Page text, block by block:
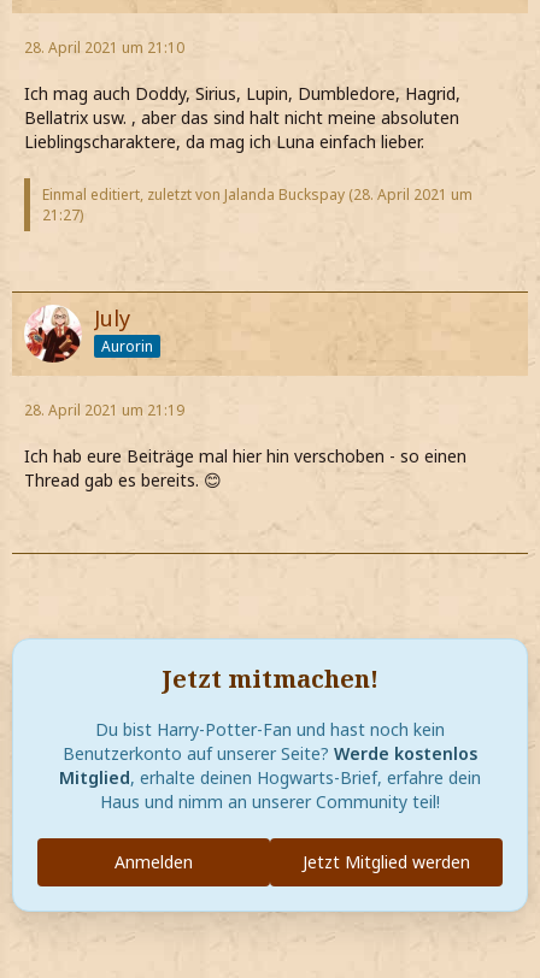
28. April 2021 um 21:10
Ich mag auch Doddy, Sirius, Lupin, Dumbledore, Hagrid,
Bellatrix usw. , aber das sind halt nicht meine absoluten
Lieblingscharaktere, da mag ich Luna einfach lieber.
Einmal editiert, zuletzt von Jalanda Buckspay (28. April 2021 um
21:27)
July
Aurorin
28. April 2021 um 21:19
Ich hab eure Beiträge mal hier hin verschoben - so einen
Thread gab es bereits. 😊
Jetzt mitmachen!
Du bist Harry-Potter-Fan und hast noch kein
Benutzerkonto auf unserer Seite? Werde kostenlos
Mitglied, erhalte deinen Hogwarts-Brief, erfahre dein
Haus und nimm an unserer Community teil!
Jetzt Mitglied werden
Anmelden